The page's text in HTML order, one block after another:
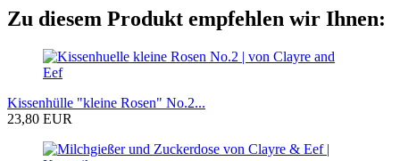
Zu diesem Produkt empfehlen wir Ihnen:
Kissenhülle "kleine Rosen" No.2...
23,80 EUR